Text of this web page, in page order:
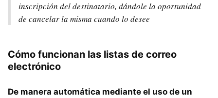
inscripción del destinatario, dándole la oportunidad
de cancelar la misma cuando lo desee
Cómo funcionan las listas de correo
electrónico
De manera automática mediante el uso de un